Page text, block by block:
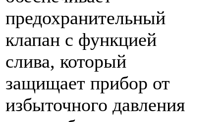
предохранительный
клапан с функцией
слива, который
защищает прибор от
избыточного давления